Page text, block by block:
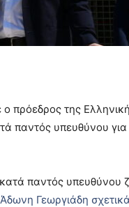
πρόεδρος της
παντός υπευθύνου για
παντός υπευθύνου
Γεωργιάδη